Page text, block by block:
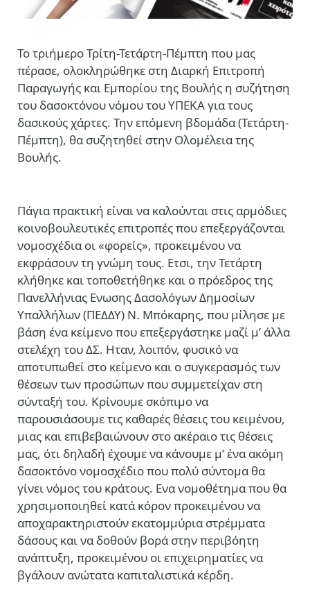
Το τριήμερο Τρίτη-Τετάρτη-Πέμπτη που μας
πέρασε, ολοκληρώθηκε στη Διαρκή Επιτροπή
Παραγωγής και Εμπορίου της Βουλής η συζήτηση
του δασοκτόνου νόμου του ΥΠΕΚΑ για τους
δασικούς χάρτες. Την επόμενη βδομάδα (Τετάρτη-
Πέμπτη), θα συζητηθεί στην Ολομέλεια της
Βουλής.
Πάγια πρακτική είναι να καλούνται στις αρμόδιες
κοινοβουλευτικές επιτροπές που επεξεργάζονται
νομοσχέδια οι «φορείς», προκειμένου να
εκφράσουν τη γνώμη τους. Ετσι, την Τετάρτη
κλήθηκε και τοποθετήθηκε και ο πρόεδρος της
Πανελλήνιας Ενωσης Δασολόγων Δημοσίων
Υπαλλήλων (ΠΕΔΔΥ) Ν. Μπόκαρης, που μίλησε με
βάση ένα κείμενο που επεξεργάστηκε μαζί μ’ άλλα
στελέχη του ΔΣ. Ηταν, λοιπόν, φυσικό να
αποτυπωθεί στο κείμενο και ο συγκερασμός των
θέσεων των προσώπων που συμμετείχαν στη
σύνταξή του. Κρίνουμε σκόπιμο να
παρουσιάσουμε τις καθαρές θέσεις του κειμένου,
μιας και επιβεβαιώνουν στο ακέραιο τις θέσεις
μας, ότι δηλαδή έχουμε να κάνουμε μ’ ένα ακόμη
δασοκτόνο νομοσχέδιο που πολύ σύντομα θα
γίνει νόμος του κράτους. Ενα νομοθέτημα που θα
χρησιμοποιηθεί κατά κόρον προκειμένου να
αποχαρακτηριστούν εκατομμύρια στρέμματα
δάσους και να δοθούν βορά στην περιβόητη
ανάπτυξη, προκειμένου οι επιχειρηματίες να
βγάλουν ανώτατα καπιταλιστικά κέρδη.